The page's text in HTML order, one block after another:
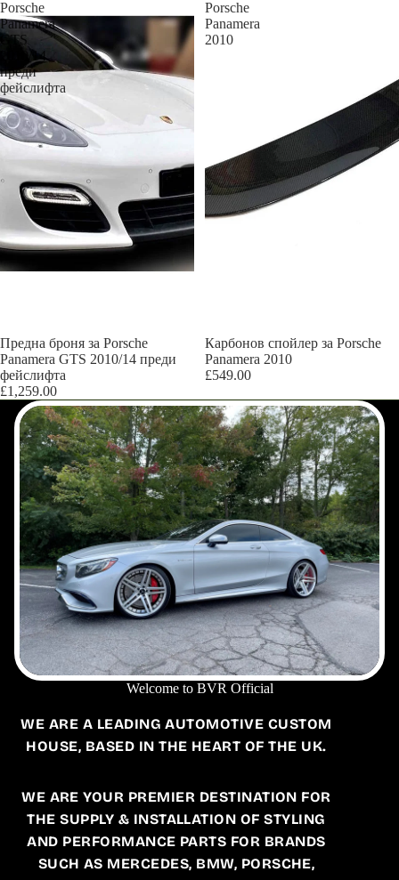
Porsche
Panamera
GTS
2010/14
преди
фейслифта
Предна броня за Porsche
Panamera GTS 2010/14 преди
фейслифта
£1,259.00
Porsche
Panamera
2010
Изчерпано
Карбонов спойлер за Porsche
Panamera 2010
£549.00
Welcome to BVR Official
WE ARE A LEADING AUTOMOTIVE CUSTOM
HOUSE, BASED IN THE HEART OF THE UK.
WE ARE YOUR PREMIER DESTINATION FOR
THE SUPPLY & INSTALLATION OF STYLING
AND PERFORMANCE PARTS FOR BRANDS
SUCH AS MERCEDES, BMW, PORSCHE,